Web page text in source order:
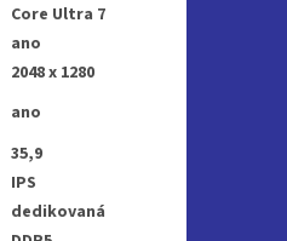
Core Ultra 7
ano
2048 x 1280
ano
35,9
IPS
dedikovaná